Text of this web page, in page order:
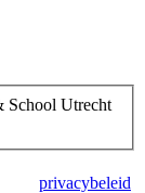
School Utrecht
privacybeleid